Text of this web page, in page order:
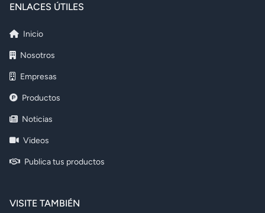
ENLACES ÚTILES
Inicio
Nosotros
Empresas
Productos
Noticias
Videos
Publica tus productos
VISITE TAMBIÉN